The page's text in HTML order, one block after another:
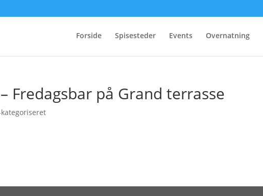
Forside Spisesteder Events Overnatning
Fredagsbar på Grand terrasse